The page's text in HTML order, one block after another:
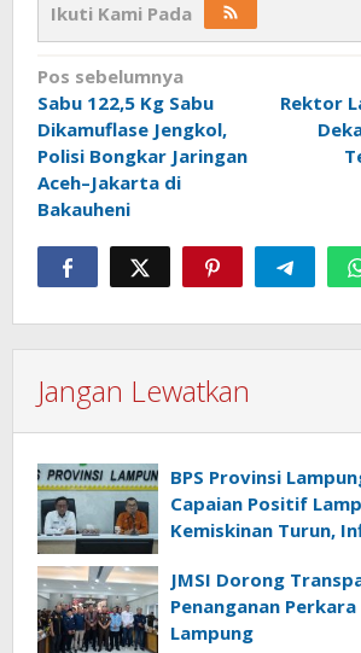
Ikuti Kami Pada
Navigasi
pos
Pos sebelumnya
Sabu 122,5 Kg Sabu
Dikamuflase Jengkol,
Polisi Bongkar Jaringan
Aceh–Jakarta di
Bakauheni
Rektor
Jangan Lewatkan
BPS Provinsi
Capaian Positif
Kemiskinan Turun,
JMSI Dorong
Penanganan
Lampung